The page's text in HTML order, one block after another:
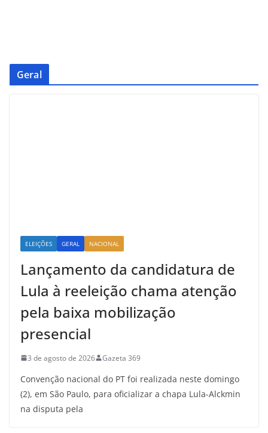
Geral
ELEIÇÕES GERAL NACIONAL
Lançamento da candidatura de
Lula à reeleição chama atenção
pela baixa mobilização
presencial
3 de agosto de 2026 Gazeta 369
Convenção nacional do PT foi realizada neste domingo
(2), em São Paulo, para oficializar a chapa Lula-Alckmin
na disputa pela